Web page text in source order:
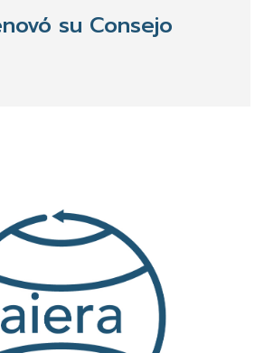
su Consejo